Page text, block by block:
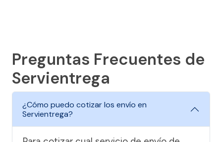
Preguntas Frecuentes de
Servientrega
¿Cómo puedo cotizar los envío en
Servientrega?